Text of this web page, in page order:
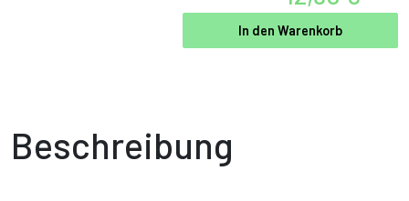
In den Warenkorb
Beschreibung